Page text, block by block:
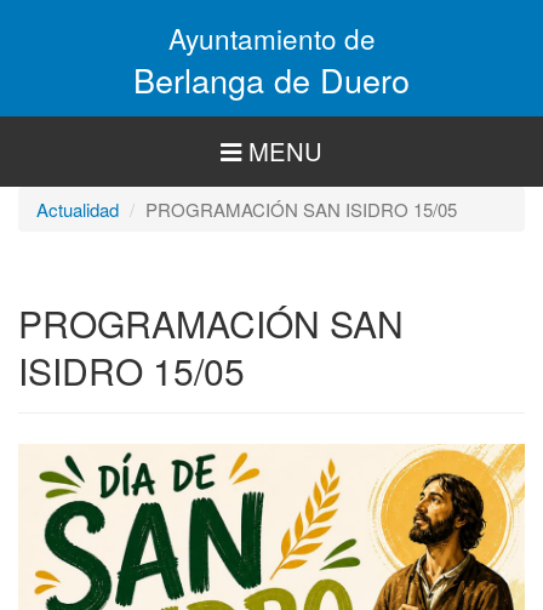
Ayuntamiento de
Berlanga de Duero
MENU
Actualidad PROGRAMACIÓN SAN ISIDRO 15/05
PROGRAMACIÓN SAN
ISIDRO 15/05